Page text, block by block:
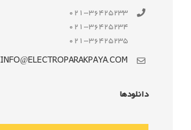
021-36425233
021-36425234
021-36425235
INFO@ELECTROPARAKPAYA.COM
دانلودها